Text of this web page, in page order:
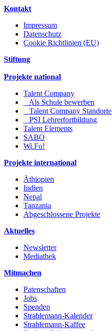
Kontakt
Impressum
Datenschutz
Cookie Richtlinien (EU)
Stiftung
Projekte national
Talent Company
Als Schule bewerben
Talent Company Standorte
PSI Lehrerfortbildung
Talent Elements
SABO
Wi.Fo!
Projekte international
Äthiopien
Indien
Nepal
Tanzania
Abgeschlossene Projekte
Aktuelles
Newsletter
Mediathek
Mitmachen
Patenschaften
Jobs
Spenden
Strahlemann-Kalender
Strahlemann-Kaffee